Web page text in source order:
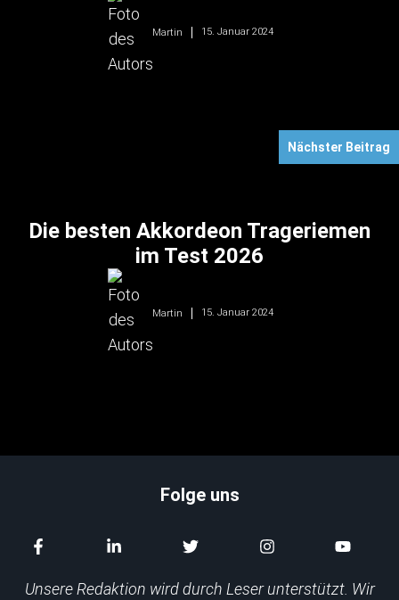
Martin 15. Januar 2024
Nächster Beitrag
Die besten Akkordeon Trageriemen
im Test 2026
Martin 15. Januar 2024
Folge uns
Unsere Redaktion wird durch Leser unterstützt. Wir